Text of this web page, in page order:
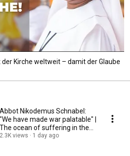
Kirche weltweit – damit der Glaube
Abbot Nikodemus Schnabel:
"We have made war palatable" |
The ocean of suffering in the
Holy Land
2.3K views 1 day ago